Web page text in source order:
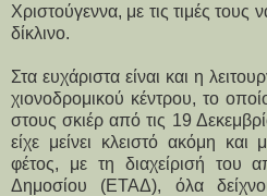
Χριστούγεννα, με τις τιμές
δίκλινο.
Στα ευχάριστα είναι και η
χιονοδρομικού κέντρου, το
στους σκιέρ από τις 19
είχε μείνει κλειστό ακόμη
φέτος, με τη διαχείρισή του
Δημοσίου (ΕΤΑΔ), όλα